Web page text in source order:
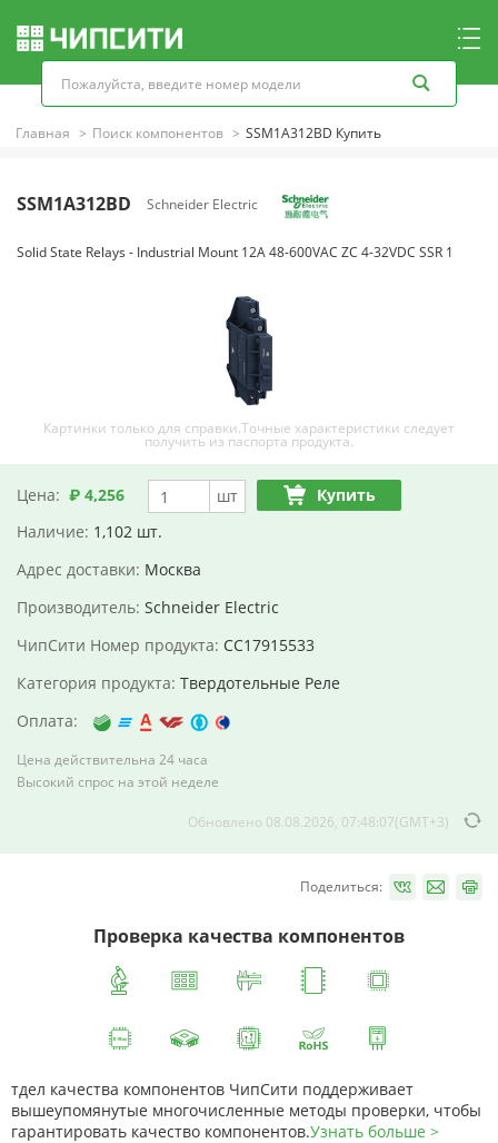
Главная Поиск компонентов SSM1A312BD Купить
SSM1A312BD Schneider Electric
Solid State Relays - Industrial Mount 12A 48-600VAC ZC 4-32VDC SSR 1
Картинки только для справки.Точные характеристики следует
получить из паспорта продукта.
Цена: ₽ 4,256 шт
Купить
Наличие: 1,102 шт.
Адрес доставки: Москва
Производитель: Schneider Electric
ЧипСити Номер продукта: CC17915533
Категория продукта: Твердотельные Реле
Оплата:
Цена действительна 24 часа
Высокий спрос на этой неделе
Обновлено 08.08.2026, 07:48:07(GMT+3)
Поделиться:
Проверка качества компонентов
тдел качества компонентов ЧипСити поддерживает
вышеупомянутые многочисленные методы проверки, чтобы
гарантировать качество компонентов.Узнать больше >